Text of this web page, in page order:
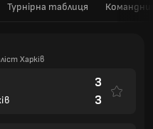
Турнірна таблиця
Харків
3
3